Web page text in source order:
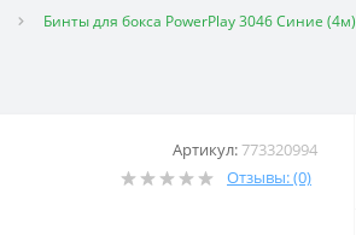
Бинты для бокса PowerPlay 3046 Синие (4м)
Артикул:773320994
Отзывы: (0)